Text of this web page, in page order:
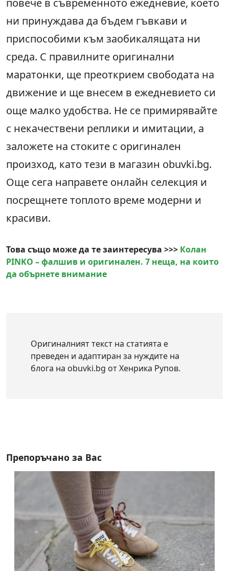
ни принуждава да бъдем гъвкави и
приспособими към заобикалящата ни
среда. С правилните оригинални
маратонки, ще преоткрием свободата на
движение и ще внесем в ежедневието си
още малко удобства. Не се примирявайте
с некачествени реплики и имитации, а
заложете на стоките с оригинален
произход, като тези в магазин obuvki.bg.
Още сега направете онлайн селекция и
посрещнете топлото време модерни и
красиви.
Това също може да те заинтересува >>> Колан
PINKO – фалшив и оригинален. 7 неща, на които
да обърнете внимание
Оригиналният текст на статията е
преведен и адаптиран за нуждите на
блога на obuvki.bg от Хенрика Рупов.
Препоръчано за Вас